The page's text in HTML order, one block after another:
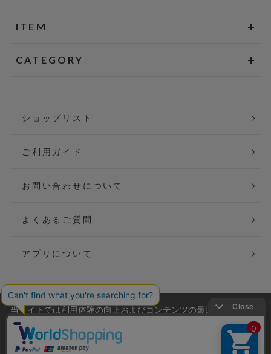
ITEM
CATEGORY
ショップリスト
ご利用ガイド
お問い合わせについて
よくあるご質問
アプリについて
会社概要
ご利用規約
当サイトでは利用体験の向上およびコンテンツの最適な提供、ト
ラフィックの分析を目的としてCookieを使用しています。
サイトの閲覧を継続された場合、Cookieの利用に同意したことも
のといたします。